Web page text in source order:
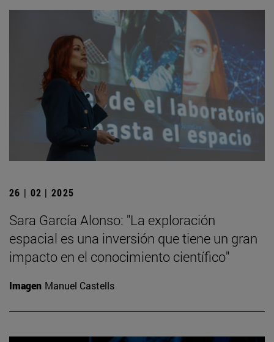
26 | 02 | 2025
Sara García Alonso: "La exploración
espacial es una inversión que tiene un gran
impacto en el conocimiento científico"
Imagen Manuel Castells